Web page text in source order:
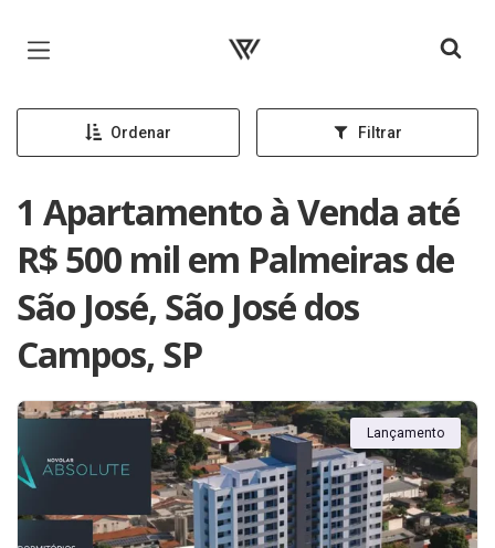
Página inicial
Ordenar Filtrar
1 Apartamento à Venda até
R$ 500 mil em Palmeiras de
São José, São José dos
Campos, SP
Lançamento